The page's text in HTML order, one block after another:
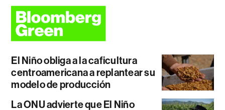
El Niño obliga a la caficultura
centroamericana a replantear su
modelo de producción
La ONU advierte que El Niño